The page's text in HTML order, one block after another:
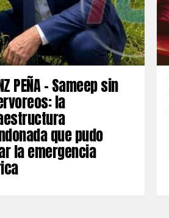
PEÑA – Sameep sin
la
que pudo
la emergencia